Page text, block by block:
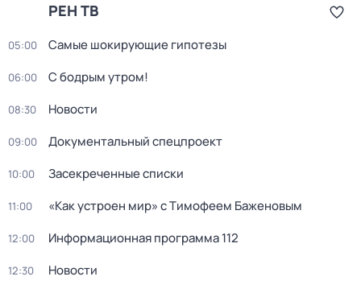
РЕН ТВ
05:00 Самые шoкиpующие гипотезы
06:00 С бодрым утром!
08:30 Новости
09:00 Документальный спецпроект
10:00 Зacекрeченные cписки
11:00 «Как устроен мир» с Тимофеем Баженовым
12:00 Информационная программа 112
12:30 Новости